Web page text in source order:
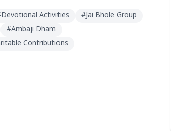
Devotional Activities #Jai Bhole Group
#Ambaji Dham
Contributions